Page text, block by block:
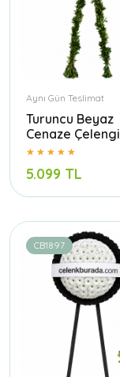
Aynı Gün Teslimat
Turuncu Beyaz
Cenaze Çelengi
5.099 TL
CB1897